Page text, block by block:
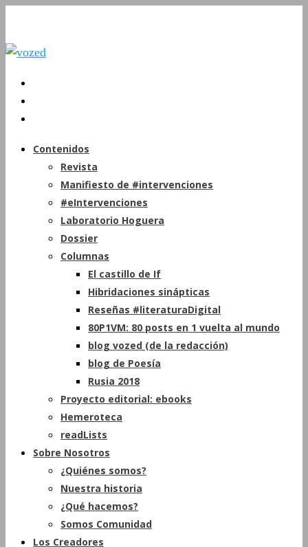
Contenidos
Revista
Manifiesto de #intervenciones
#eIntervenciones
Laboratorio Hoguera
Dossier
Columnas
El castillo de If
Hibridaciones sinápticas
Reseñas #literaturaDigital
80P1VM: 80 posts en 1 vuelta al mundo
blog vozed (de la redacción)
blog de Poesía
Rusia 2018
Proyecto editorial: ebooks
Hemeroteca
readLists
Sobre Nosotros
¿Quiénes somos?
Nuestra historia
¿Qué hacemos?
Somos Comunidad
Los Creadores